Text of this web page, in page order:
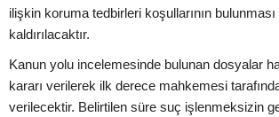
ilişkin koruma tedbirleri koşullarının
kaldırılacaktır.
Kanun yolu incelemesinde bulunan dosyalar
kararı verilerek ilk derece mahkemesi
verilecektir. Belirtilen süre suç işlenmeksizin